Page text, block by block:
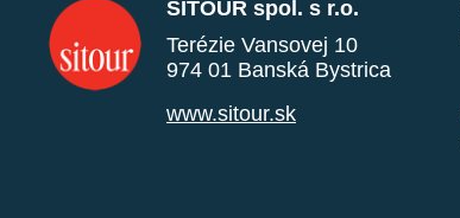
SITOUR spol. s r.o.
Terézie Vansovej 10
974 01 Banská Bystrica
www.sitour.sk